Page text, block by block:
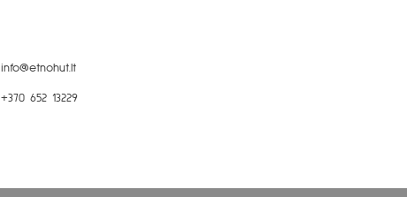
info@etnohut.lt
+370 652 13229